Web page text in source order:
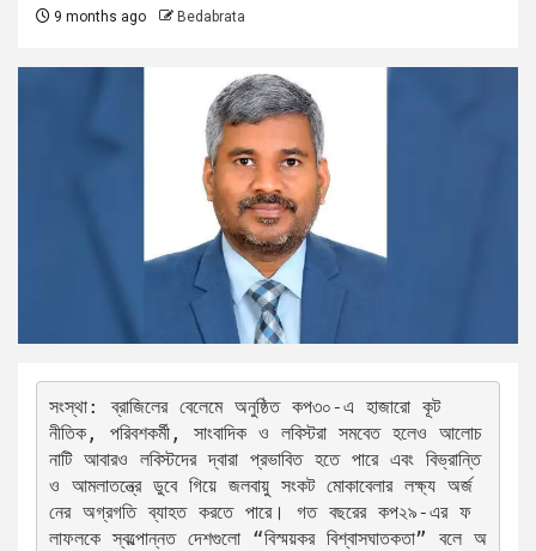
9 months ago Bedabrata
সংস্থা: ব্রাজিলের বেলেমে অনুষ্ঠিত কপ৩০-এ হাজারো কূট
নীতিক, পরিবশকর্মী, সাংবাদিক ও লবিস্টরা সমবেত হলেও আলোচ
নাটি আবারও লবিস্টদের দ্বারা প্রভাবিত হতে পারে এবং বিভ্রান্তি
ও আমলাতন্ত্রে ডুবে গিয়ে জলবায়ু সংকট মোকাবেলার লক্ষ্য অর্জ
নের অগ্রগতি ব্যাহত করতে পারে। গত বছরের কপ২৯-এর ফ
লাফলকে স্বল্পোন্নত দেশগুলো “বিস্ময়কর বিশ্বাসঘাতকতা” বলে অ